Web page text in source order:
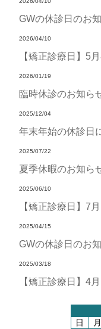
GWの休診日のお
2026/04/10
【矯正診療日】5
2026/01/19
臨時休診のお知ら
2025/12/04
年末年始の休診日
2025/07/22
夏季休暇のお知ら
2025/06/10
【矯正診療日】7
2025/04/15
GWの休診日のお
2025/03/18
【矯正診療日】4
日
月